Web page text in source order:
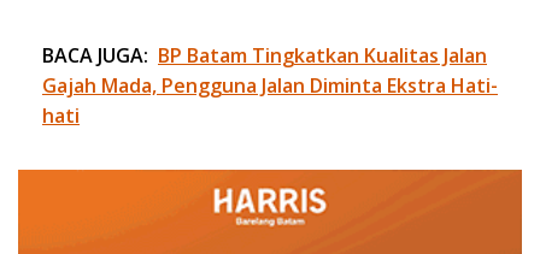
BACA JUGA: BP Batam Tingkatkan Kualitas Jalan
Gajah Mada, Pengguna Jalan Diminta Ekstra Hati-
hati